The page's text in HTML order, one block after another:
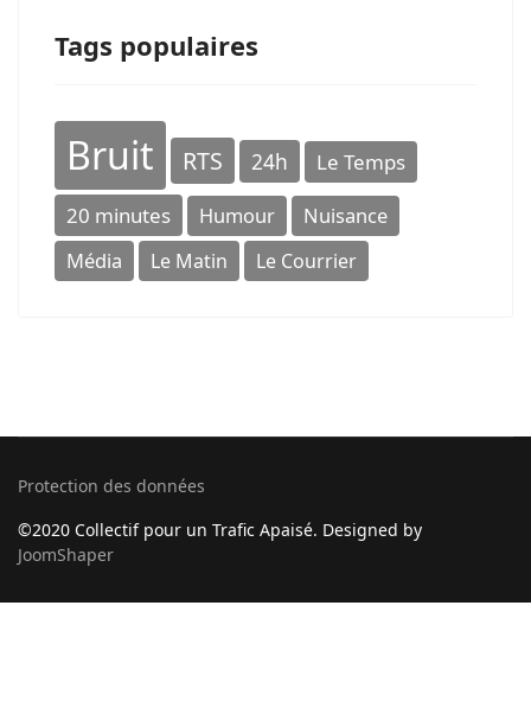
Tags populaires
Bruit RTS 24h
Le Temps
20 minutes
Humour
Nuisance
Média
Le Matin Le Courrier
Protection des données
©2020 Collectif pour un Trafic Apaisé. Designed by
JoomShaper